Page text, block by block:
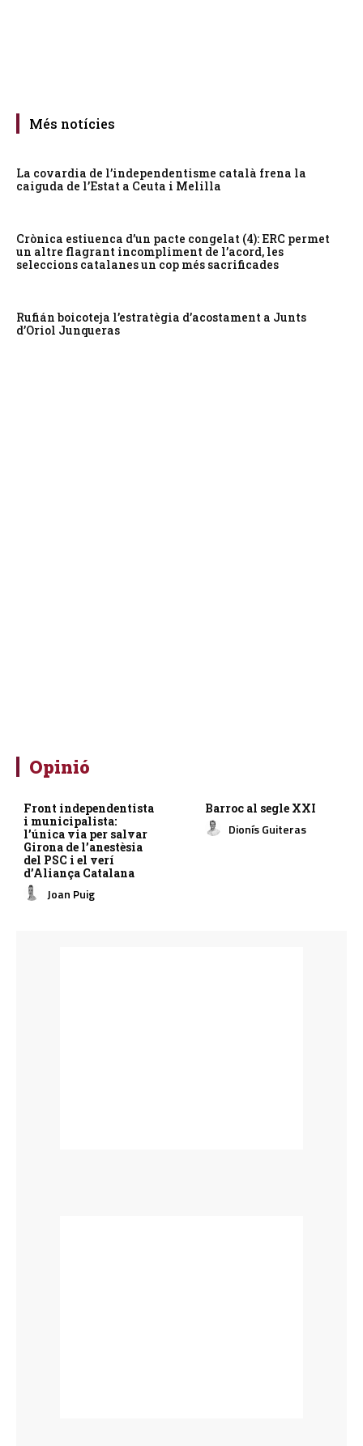
Més notícies
La covardia de l’independentisme català frena la
caiguda de l’Estat a Ceuta i Melilla
Crònica estiuenca d’un pacte congelat (4): ERC permet
un altre flagrant incompliment de l’acord, les
seleccions catalanes un cop més sacrificades
Rufián boicoteja l’estratègia d’acostament a Junts
d’Oriol Junqueras
Opinió
Front independentista
i municipalista:
l’única via per salvar
Girona de l’anestèsia
del PSC i el verí
d’Aliança Catalana
Joan Puig
Barroc al segle XXI
Dionís Guiteras